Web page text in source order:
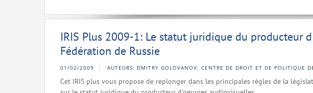
IRIS Plus 2009-1: Le statut juridique du producteur
Fédération de Russie
01/02/2009 AUTEURS: DMITRY GOLOVANOV, CENTRE DE DROIT ET DE POLITIQUE
Cet IRIS plus vous propose de replonger dans les principales règles de la